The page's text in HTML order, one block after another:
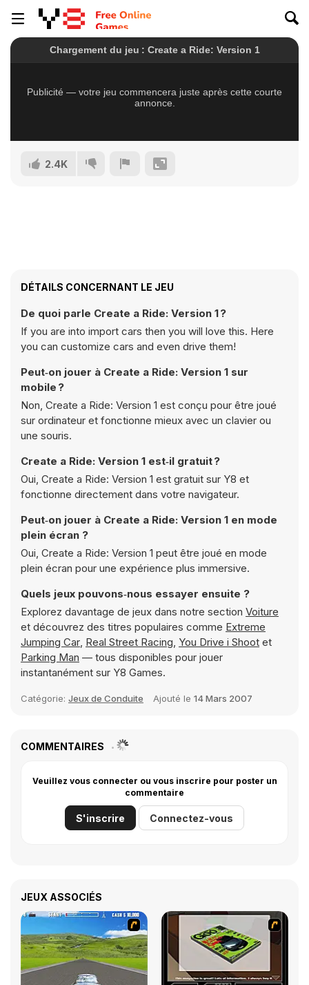
2.4K
DÉTAILS CONCERNANT LE JEU
De quoi parle Create a Ride: Version 1 ?
If you are into import cars then you will love this. Here
you can customize cars and even drive them!
Peut‑on jouer à Create a Ride: Version 1 sur
mobile ?
Non, Create a Ride: Version 1 est conçu pour être joué
sur ordinateur et fonctionne mieux avec un clavier ou
une souris.
Create a Ride: Version 1 est‑il gratuit ?
Oui, Create a Ride: Version 1 est gratuit sur Y8 et
fonctionne directement dans votre navigateur.
Peut‑on jouer à Create a Ride: Version 1 en mode
plein écran ?
Oui, Create a Ride: Version 1 peut être joué en mode
plein écran pour une expérience plus immersive.
Quels jeux pouvons‑nous essayer ensuite ?
Explorez davantage de jeux dans notre section Voiture
et découvrez des titres populaires comme Extreme
Jumping Car, Real Street Racing, You Drive i Shoot et
Parking Man — tous disponibles pour jouer
instantanément sur Y8 Games.
Catégorie: Jeux de Conduite Ajouté le 14 Mars 2007
COMMENTAIRES
Veuillez vous connecter ou vous inscrire pour poster un
commentaire
S'inscrire Connectez-vous
JEUX ASSOCIÉS